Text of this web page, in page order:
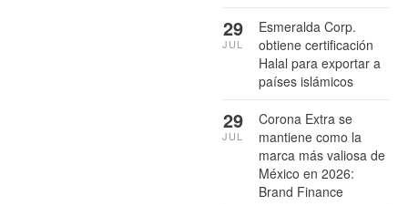
Esmeralda Corp.
obtiene certificación
Halal para exportar a
países islámicos
29
JUL
Corona Extra se
mantiene como la
marca más valiosa de
México en 2026:
Brand Finance
29
JUL